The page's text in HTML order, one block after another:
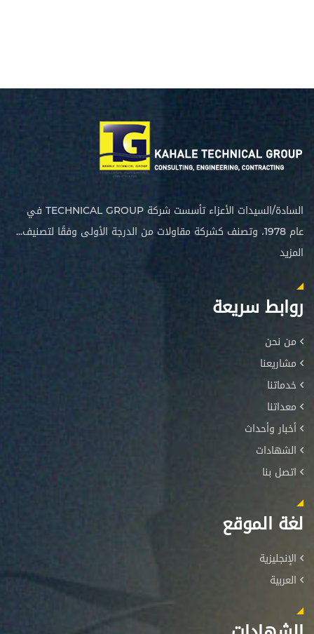
السادة/السيدات الأعزاء تأسست شركة TECHNICAL GROUP في
عام 1978، وتصنف كشركة مقاولات من الدرجة الأولى وفقًا لتصنيف...
المزيد
روابط سريعة
من نحن
مشاريعنا
خدماتنا
معداتنا
أخبار وأحداث
الشهادات
اتصل بنا
لغة الموقع
الإنجليزية
العربية